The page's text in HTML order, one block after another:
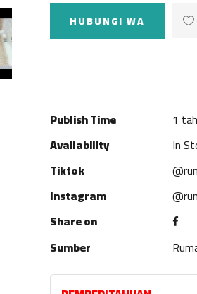
HUBUNGI WA
Publish Time
1
Availability
In
Tiktok
Instagram
Share on
Sumber